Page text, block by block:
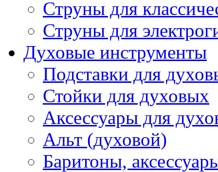
Струны для
Струны для
Духовые инструменты
Подставки для
Стойки для духовых
Аксессуары для
Альт (духовой)
Баритоны,